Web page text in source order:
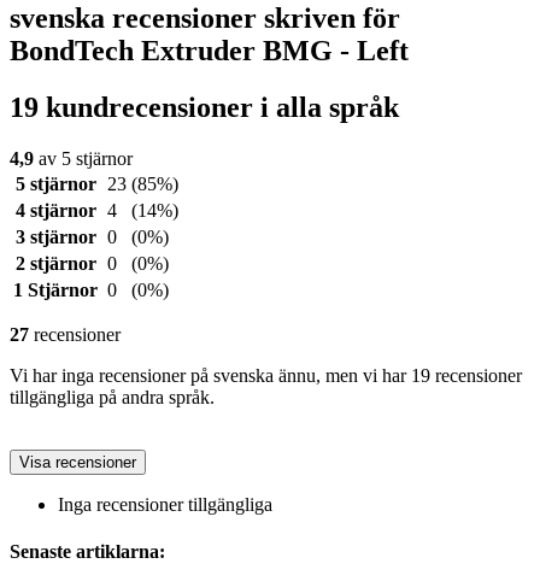
svenska recensioner skriven för
BondTech Extruder BMG - Left
19 kundrecensioner i alla språk
4,9 av 5 stjärnor
5 stjärnor
23 (85%)
4 stjärnor 4
(14%)
3 stjärnor 0
(0%)
2 stjärnor 0
(0%)
1 Stjärnor 0 (0%)
27 recensioner
Vi har inga recensioner på svenska ännu, men vi har 19 recensioner
tillgängliga på andra språk.
Visa recensioner
Inga recensioner tillgängliga
Senaste artiklarna: